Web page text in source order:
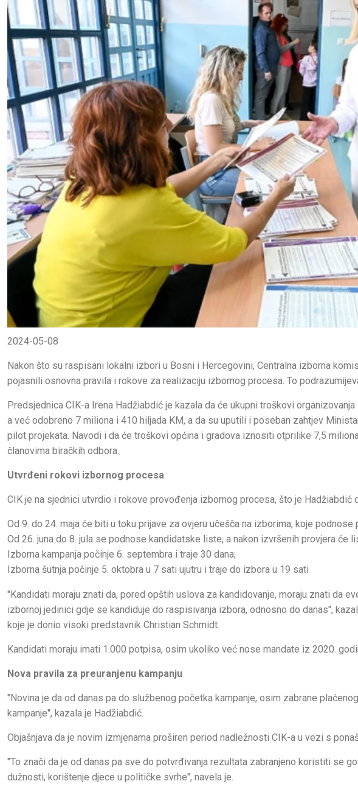
2024-05-08
Nakon što su raspisani lokalni izbori u Bosni i Hercegovini, Centralna izborna
pojasnili osnovna pravila i rokove za realizaciju izbornog procesa. To
Predsjednica CIK-a Irena Hadžiabdić je kazala da će ukupni troškovi
a već odobreno 7 miliona i 410 hiljada KM, a da su uputili i poseban zahtjev
pilot projekata. Navodi i da će troškovi općina i gradova iznositi otprilike 7,5
članovima biračkih odbora.
Utvrđeni rokovi izbornog procesa
CIK je na sjednici utvrdio i rokove provođenja izbornog procesa, što je Hadžiabdić
Od 9. do 24. maja će biti u toku prijave za ovjeru učešča na izborima, koje
Od 26. juna do 8. jula se podnose kandidatske liste, a nakon izvršenih provjera će
Izborna kampanja počinje 6. septembra i traje 30 dana;
Izborna šutnja počinje 5. oktobra u 7 sati ujutru i traje do izbora u 19 sati
"Kandidati moraju znati da, pored opštih uslova za kandidovanje, moraju znati da
izbornoj jedinici gdje se kandiduje do raspisivanja izbora, odnosno do danas",
koje je donio visoki predstavnik Christian Schmidt.
Kandidati moraju imati 1.000 potpisa, osim ukoliko već nose mandate iz 2020.
Nova pravila za preuranjenu kampanju
"Novina je da od danas pa do službenog početka kampanje, osim zabrane
kampanje", kazala je Hadžiabdić.
Objašnjava da je novim izmjenama proširen period nadležnosti CIK-a u vezi s
"To znači da je od danas pa sve do potvrđivanja rezultata zabranjeno koristiti se
dužnosti, korištenje djece u političke svrhe", navela je.